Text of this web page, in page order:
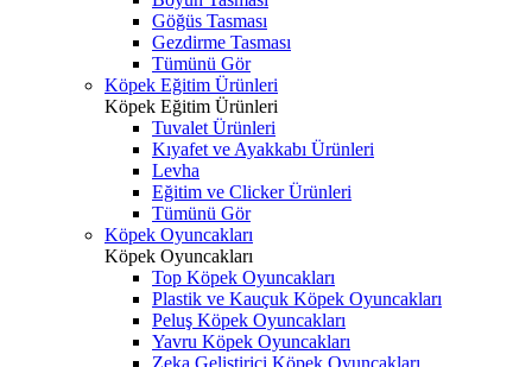
Göğüs Tasması
Gezdirme Tasması
Tümünü Gör
Köpek Eğitim Ürünleri
Köpek Eğitim Ürünleri
Tuvalet Ürünleri
Kıyafet ve Ayakkabı Ürünleri
Levha
Eğitim ve Clicker Ürünleri
Tümünü Gör
Köpek Oyuncakları
Köpek Oyuncakları
Top Köpek Oyuncakları
Plastik ve Kauçuk Köpek Oyuncakları
Peluş Köpek Oyuncakları
Yavru Köpek Oyuncakları
Zeka Geliştirici Köpek Oyuncakları